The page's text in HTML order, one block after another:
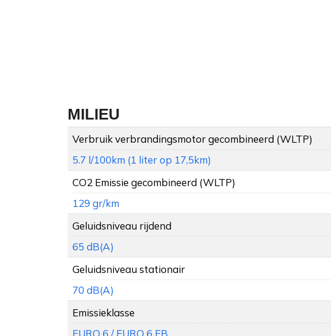
MILIEU
Verbruik verbrandingsmotor gecombineerd (WLTP)
5.7 l/100km (1 liter op 17,5km)
CO2 Emissie gecombineerd (WLTP)
129 gr/km
Geluidsniveau rijdend
65 dB(A)
Geluidsniveau stationair
70 dB(A)
Emissieklasse